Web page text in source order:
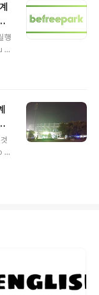
,
행
w
,
it.